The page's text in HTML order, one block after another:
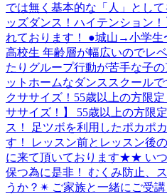
では無く基本的な「人」とし
ッズダンス！ハイテンション
れております！ ●城山→小学
高校生 年齢層が幅広いのでレ
たりグループ行動が苦手な子
ットホームなダンススクール
クササイズ！55歳以上の方限
ササイズ！】 55歳以上の方限
ス！ 足ツボを利用したポカポ
す！ レッスン前とレッスン後
に来て頂いております★★ い
保つ為に是非！ むくみ防止、
うか？✴︎ ご家族と一緒にご受講